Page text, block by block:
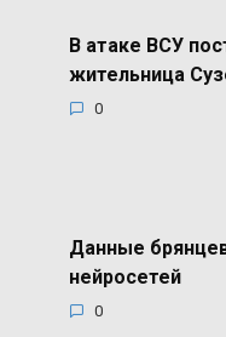
В атаке ВСУ
жительница
0
Данные
нейросетей
0